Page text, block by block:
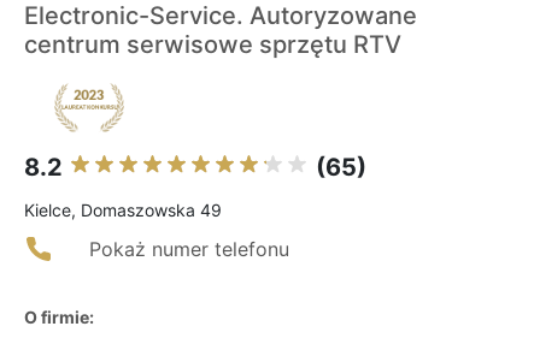
Electronic-Service. Autoryzowane
centrum serwisowe sprzętu RTV
8.2 (65)
Kielce, Domaszowska 49
Pokaż numer telefonu
O firmie: